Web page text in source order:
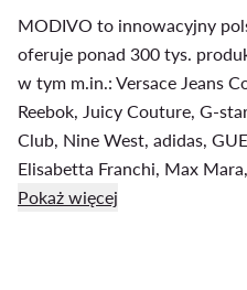
MODIVO to innowacyjny
oferuje ponad 300 tys.
w tym m.in.: Versace Jeans
Reebok, Juicy Couture G-
Club , Nine West, adidas,
Elisabetta Franchi Max Mara
Pokaż więcej